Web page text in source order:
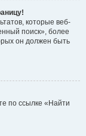
которые веб-
поиск», более
он должен быть
по ссылке «Найти